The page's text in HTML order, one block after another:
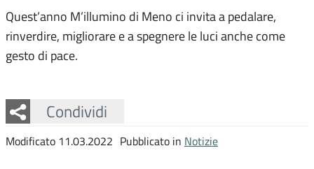
Quest’anno M’illumino di Meno ci invita a pedalare,
rinverdire, migliorare e a spegnere le luci anche come
gesto di pace.
Condividi
Facebook
Twitter
Whatsapp
Modificato 11.03.2022 Pubblicato in Notizie